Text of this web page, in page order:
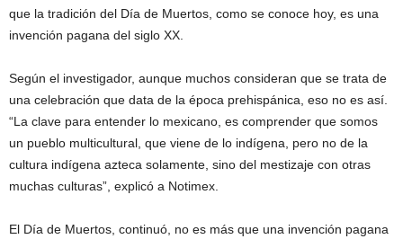
que la tradición del Día de Muertos, como se conoce hoy, es una
invención pagana del siglo XX.
Según el investigador, aunque muchos consideran que se trata de
una celebración que data de la época prehispánica, eso no es así.
“La clave para entender lo mexicano, es comprender que somos
un pueblo multicultural, que viene de lo indígena, pero no de la
cultura indígena azteca solamente, sino del mestizaje con otras
muchas culturas”, explicó a Notimex.
El Día de Muertos, continuó, no es más que una invención pagana